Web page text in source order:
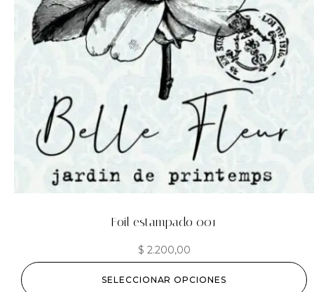
Foil estampado 001
$ 2.200,00
SELECCIONAR OPCIONES